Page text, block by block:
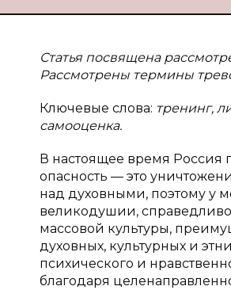
Статья посвящена
Рассмотрены термины
Ключевые слова: тренинг,
самооценка.
В настоящее время Россия
опасность — это
над духовными, поэтому у
великодушии,
массовой культуры,
духовных, культурных и
психического и
благодаря